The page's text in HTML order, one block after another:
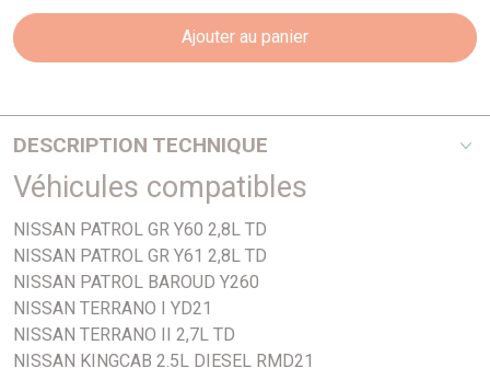
Ajouter au panier
DESCRIPTION TECHNIQUE
Filtre à huile pour :
- NISSAN PATROL 2,8D et TD 03/89-06/95 Y260 (A partir de
92 - avec clapet - Avec radiateur d'huile).
- NISSAN PATROL GR 2,8TD 10/97-02/00 Y61.
- NISSAN PATROL GR 2,8TD 09/88-10/97 Y60 (A partir de
92 - avec clapet - Avec radiateur d'huile).
- NISSAN TERRANO I 2,7TD 08/87-09/95 YD21.
Véhicules compatibles
NISSAN PATROL GR Y60 2,8L TD
NISSAN PATROL GR Y61 2,8L TD
NISSAN PATROL BAROUD Y260
NISSAN TERRANO I YD21
NISSAN TERRANO II 2,7L TD
NISSAN KINGCAB 2.5L DIESEL RMD21